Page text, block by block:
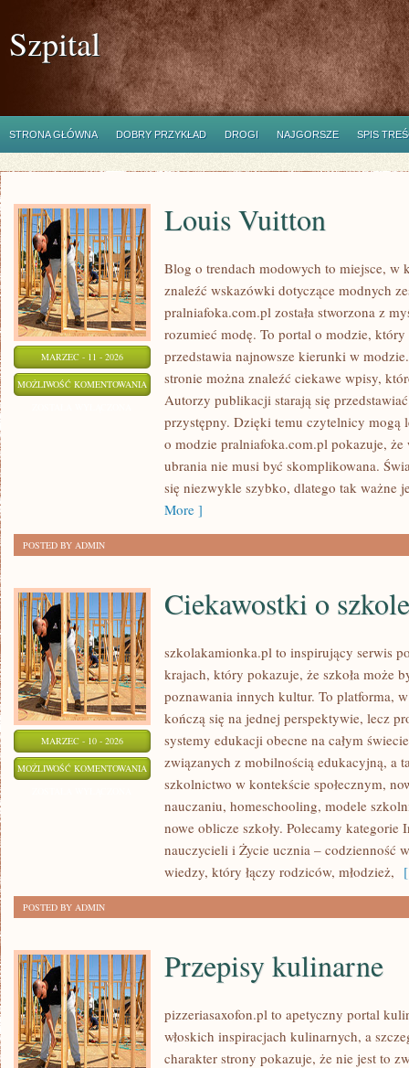
Szpital
STRONA GŁÓWNA DOBRY PRZYKŁAD DROGI NAJGORSZE SPIS
MARZEC - 11 - 2026
MOŻLIWOŚĆ KOMENTOWANIA LOUIS
VUITTON
Louis Vuitton
Blog o trendach modowych to miejsce, w
znaleźć wskazówki dotyczące modnych
pralniafoka.com.pl została stworzona z
rozumieć modę. To portal o modzie,
przedstawia najnowsze kierunki w
stronie można znaleźć ciekawe wpisy,
Autorzy publikacji starają się
przystępny. Dzięki temu czytelnicy mogą
o modzie pralniafoka.com.pl pokazuje, że
ubrania nie musi być skomplikowana.
się niezwykle szybko, dlatego tak ważne
More ]
POSTED BY ADMIN
MARZEC - 10 - 2026
MOŻLIWOŚĆ KOMENTOWANIA CIEKAWOSTKI
SZKOLE
Ciekawostki o szkole
szkolakamionka.pl to inspirujący serwis
krajach, który pokazuje, że szkoła może
poznawania innych kultur. To platforma,
kończą się na jednej perspektywie, lecz
systemy edukacji obecne na całym
związanych z mobilnością edukacyjną, a
szkolnictwo w kontekście społecznym,
nauczaniu, homeschooling, modele
nowe oblicze szkoły. Polecamy
nauczycieli i Życie ucznia – codzienność
wiedzy, który łączy rodziców, młodzież,
POSTED BY ADMIN
Przepisy kulinarne
pizzeriasaxofon.pl to apetyczny portal
włoskich inspiracjach kulinarnych, a
charakter strony pokazuje, że nie jest to